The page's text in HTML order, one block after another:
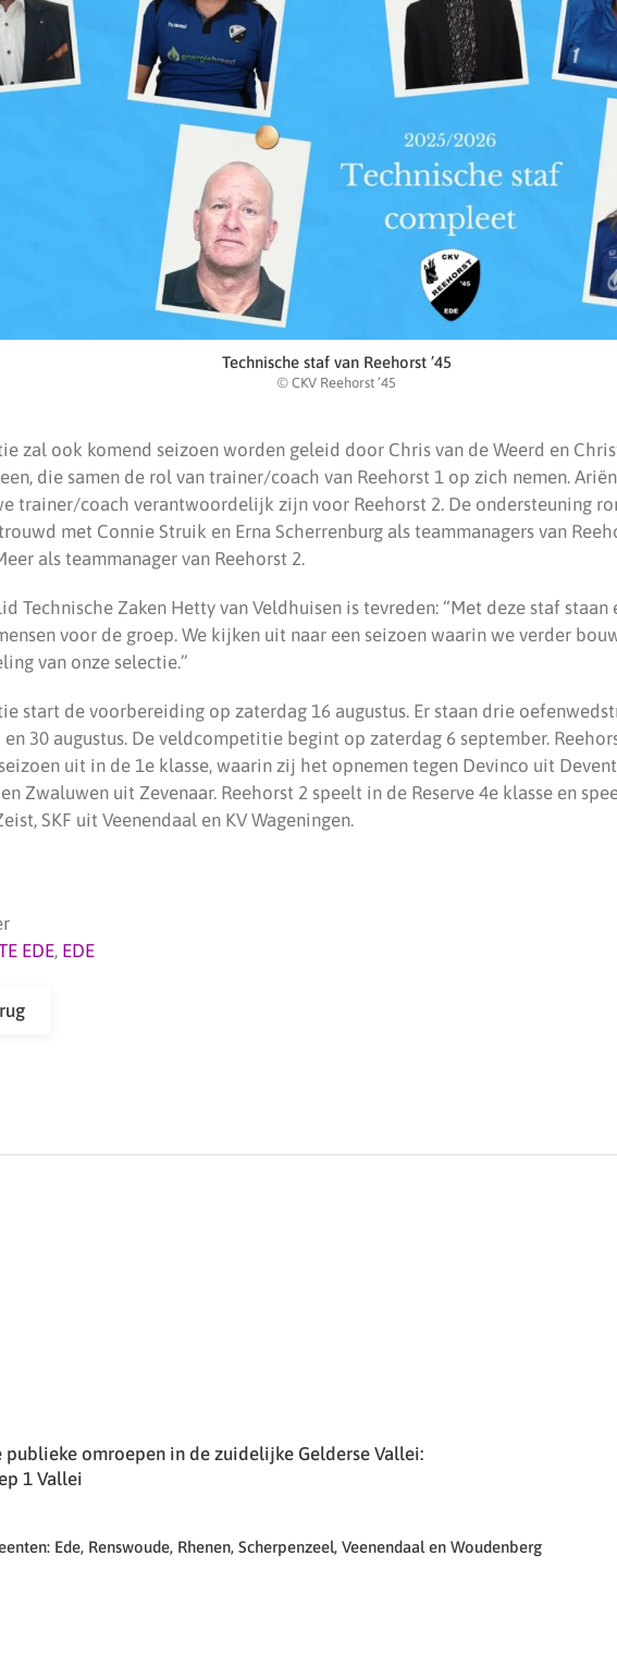
Technische staf van Reehorst ’45
© CKV Reehorst ’45
zal ook komend seizoen worden geleid door Chris van de Weerd en
die samen de rol van trainer/coach van Reehorst 1 op zich nemen.
trainer/coach verantwoordelijk zijn voor Reehorst 2. De ondersteuning
met Connie Struik en Erna Scherrenburg als teammanagers van
als teammanager van Reehorst 2.
Technische Zaken Hetty van Veldhuisen is tevreden: “Met deze staf
voor de groep. We kijken uit naar een seizoen waarin we verder
van onze selectie.”
start de voorbereiding op zaterdag 16 augustus. Er staan drie
en 30 augustus. De veldcompetitie begint op zaterdag 6 september.
uit in de 1e klasse, waarin zij het opnemen tegen Devinco uit
Zwaluwen uit Zevenaar. Reehorst 2 speelt in de Reserve 4e klasse en
SKF uit Veenendaal en KV Wageningen.
EDE, EDE
omroepen in de zuidelijke Gelderse Vallei:
1 Vallei
Ede, Renswoude, Rhenen, Scherpenzeel, Veenendaal en Woudenberg